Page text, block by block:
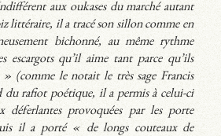
aux oukases du marché autant
littéraire, il a tracé son sillon comme en
bichonné, au même rythme
escargots qu’il aime tant parce qu’ils
(comme le notait le très sage Francis
du rafiot poétique, il a permis à celui-ci
provoquées par les porte
il a porté « de longs couteaux de